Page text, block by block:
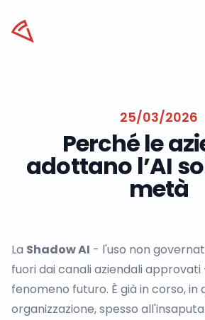
Datapizza
25/03/2026
Perché le
adottano l’AI
metà
La Shadow AI - l'uso non
fuori dai canali aziendali approvati
fenomeno futuro. È già in corso, in
organizzazione, spesso